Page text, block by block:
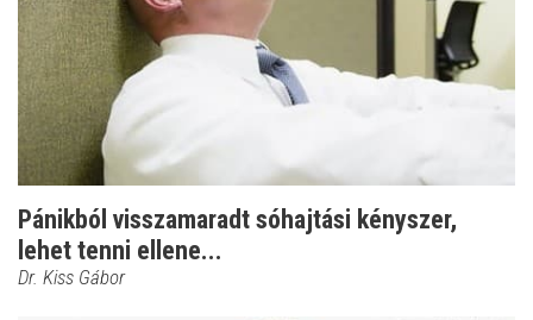
Pánikból visszamaradt sóhajtási kényszer,
lehet tenni ellene...
Dr. Kiss Gábor